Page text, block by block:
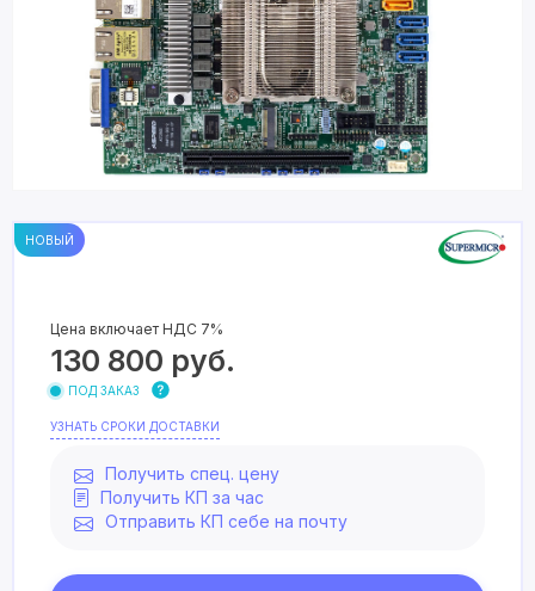
НОВЫЙ
Цена включает НДС 7%
130 800 руб.
ПОД ЗАКАЗ
УЗНАТЬ СРОКИ ДОСТАВКИ
Получить спец. цену
Получить КП за час
Отправить КП себе на почту